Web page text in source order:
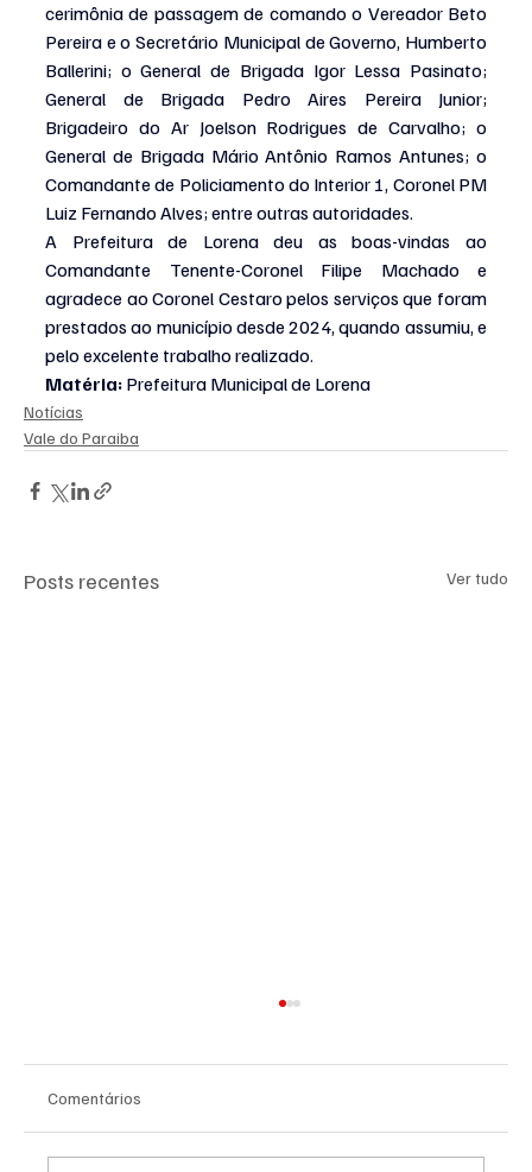
cerimônia de passagem de comando o Vereador Beto
Pereira e o Secretário Municipal de Governo, Humberto
Ballerini; o General de Brigada Igor Lessa Pasinato;
General de Brigada Pedro Aires Pereira Junior;
Brigadeiro do Ar Joelson Rodrigues de Carvalho; o
General de Brigada Mário Antônio Ramos Antunes; o
Comandante de Policiamento do Interior 1, Coronel PM
Luiz Fernando Alves; entre outras autoridades.
A Prefeitura de Lorena deu as boas-vindas ao
Comandante Tenente-Coronel Filipe Machado e
agradece ao Coronel Cestaro pelos serviços que foram
prestados ao município desde 2024, quando assumiu, e
pelo excelente trabalho realizado.
Matéria: Prefeitura Municipal de Lorena
Notícias
Vale do Paraiba
Posts recentes Ver tudo
Comentários